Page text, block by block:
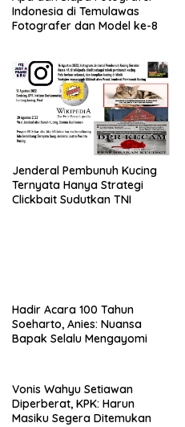
Indonesia di Temulawas
Fotografer dan Model ke-8
Jenderal Pembunuh Kucing
Ternyata Hanya Strategi
Clickbait Sudutkan TNI
Hadir Acara 100 Tahun
Soeharto, Anies: Nuansa
Bapak Selalu Mengayomi
Vonis Wahyu Setiawan
Diperberat, KPK: Harun
Masiku Segera Ditemukan